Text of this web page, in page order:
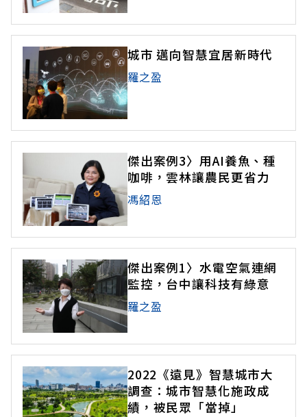
城市 邁向智慧宜居新時代
羅之盈
傑出案例3〉用AI養魚、種
咖啡，雲林讓農民更省力
馮紹恩
傑出案例1〉水電空氣連網
監控，台中讓科技有綠意
羅之盈
2022《遠見》智慧城市大
調查：城市智慧化施政成
績，被民眾「當掉」